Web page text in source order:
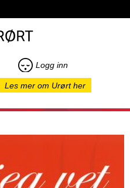
Logg inn
Les mer om Urørt her